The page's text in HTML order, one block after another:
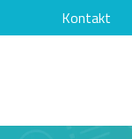
anzeigenKontakt